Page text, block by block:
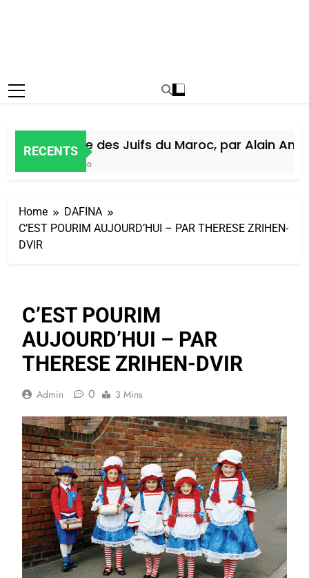
RECENTS
Histoire des Juifs du Maroc, par Alain Amiel
Home
DAFINA
C’EST POURIM AUJOURD’HUI – PAR THERESE ZRIHEN-
DVIR
C’EST POURIM
AUJOURD’HUI – PAR
THERESE ZRIHEN-DVIR
Admin 0 3 Mins